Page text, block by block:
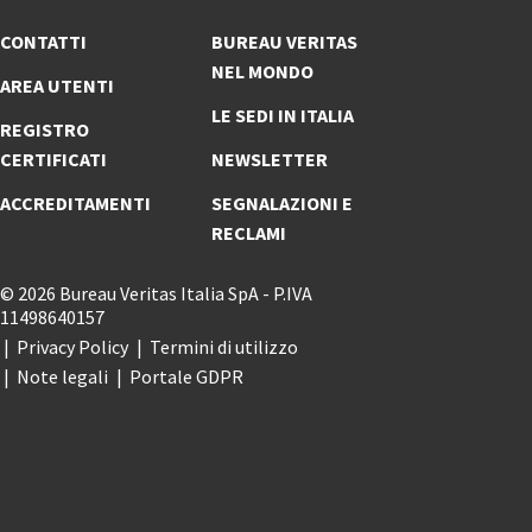
CONTATTI
AREA UTENTI
REGISTRO
CERTIFICATI
ACCREDITAMENTI
BUREAU VERITAS
NEL MONDO
LE SEDI IN ITALIA
NEWSLETTER
SEGNALAZIONI E
RECLAMI
© 2026 Bureau Veritas Italia SpA - P.IVA
11498640157
Privacy Policy
Termini di utilizzo
Note legali
Portale GDPR